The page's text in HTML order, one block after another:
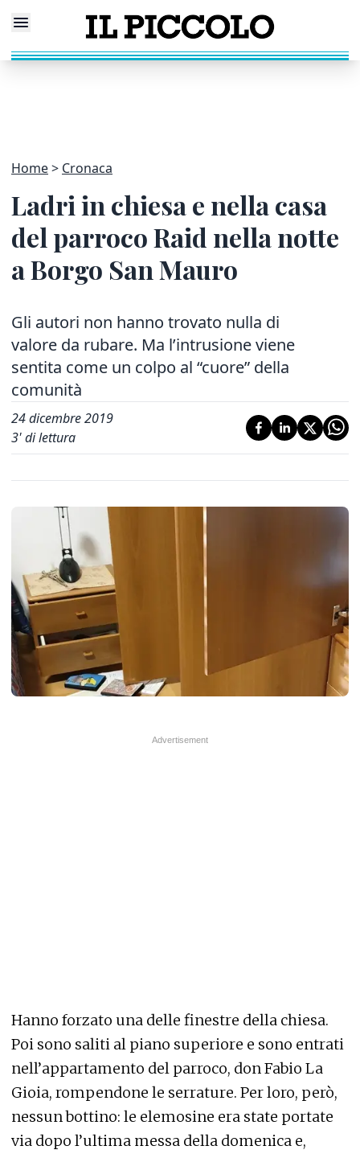
Home Cronaca
Ladri in chiesa e nella casa
del parroco Raid nella notte
a Borgo San Mauro
Gli autori non hanno trovato nulla di
valore da rubare. Ma l’intrusione viene
sentita come un colpo al “cuore” della
comunità
24 dicembre 2019
3' di lettura
Hanno forzato una delle finestre della chiesa.
Poi sono saliti al piano superiore e sono entrati
nell’appartamento del parroco, don Fabio La
Gioia, rompendone le serrature. Per loro, però,
nessun bottino: le elemosine era state portate
via dopo l’ultima messa della domenica e,